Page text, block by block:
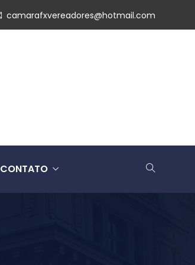
camarafxvereadores@hotmail.com
CONTATO